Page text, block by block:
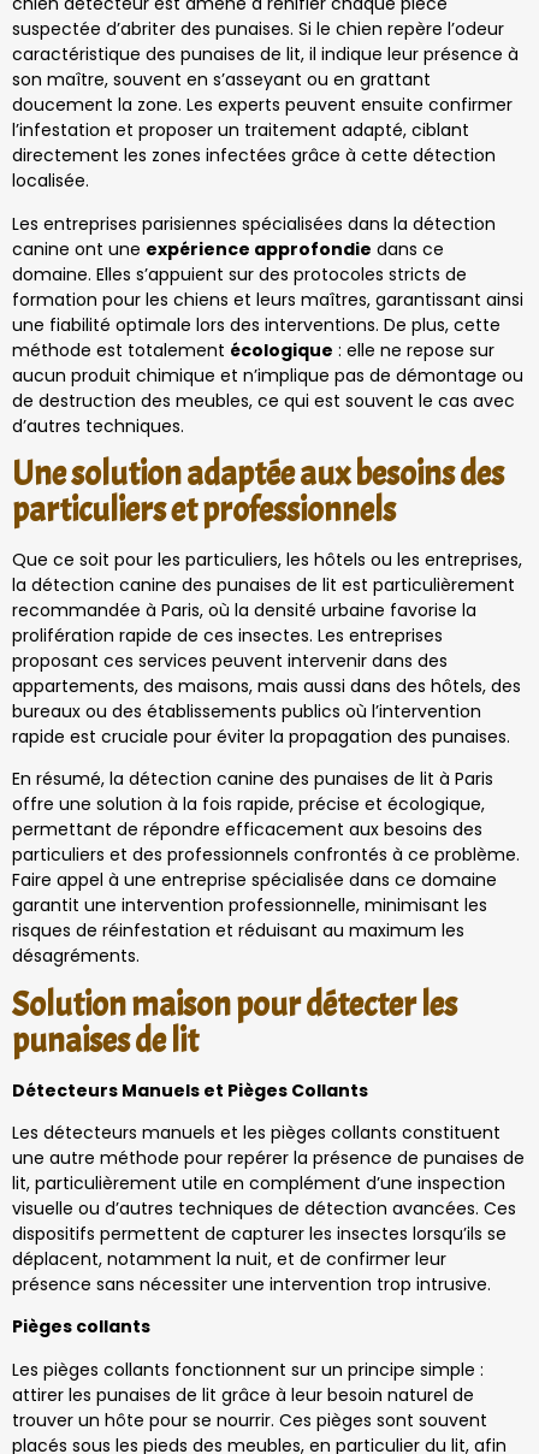
suspectée d’abriter des punaises. Si le chien repère l’odeur
caractéristique des punaises de lit, il indique leur présence à
son maître, souvent en s’asseyant ou en grattant
doucement la zone. Les experts peuvent ensuite confirmer
l’infestation et proposer un traitement adapté, ciblant
directement les zones infectées grâce à cette détection
localisée.
Les entreprises parisiennes spécialisées dans la détection
canine ont une expérience approfondie dans ce
domaine. Elles s’appuient sur des protocoles stricts de
formation pour les chiens et leurs maîtres, garantissant ainsi
une fiabilité optimale lors des interventions. De plus, cette
méthode est totalement écologique : elle ne repose sur
aucun produit chimique et n’implique pas de démontage ou
de destruction des meubles, ce qui est souvent le cas avec
d’autres techniques.
Une solution adaptée aux besoins des
particuliers et professionnels
Que ce soit pour les particuliers, les hôtels ou les entreprises,
la détection canine des punaises de lit est particulièrement
recommandée à Paris, où la densité urbaine favorise la
prolifération rapide de ces insectes. Les entreprises
proposant ces services peuvent intervenir dans des
appartements, des maisons, mais aussi dans des hôtels, des
bureaux ou des établissements publics où l’intervention
rapide est cruciale pour éviter la propagation des punaises.
En résumé, la détection canine des punaises de lit à Paris
offre une solution à la fois rapide, précise et écologique,
permettant de répondre efficacement aux besoins des
particuliers et des professionnels confrontés à ce problème.
Faire appel à une entreprise spécialisée dans ce domaine
garantit une intervention professionnelle, minimisant les
risques de réinfestation et réduisant au maximum les
désagréments.
Solution maison pour détecter les
punaises de lit
Détecteurs Manuels et Pièges Collants
Les détecteurs manuels et les pièges collants constituent
une autre méthode pour repérer la présence de punaises de
lit, particulièrement utile en complément d’une inspection
visuelle ou d’autres techniques de détection avancées. Ces
dispositifs permettent de capturer les insectes lorsqu’ils se
déplacent, notamment la nuit, et de confirmer leur
présence sans nécessiter une intervention trop intrusive.
Pièges collants
Les pièges collants fonctionnent sur un principe simple :
attirer les punaises de lit grâce à leur besoin naturel de
trouver un hôte pour se nourrir. Ces pièges sont souvent
placés sous les pieds des meubles, en particulier du lit, afin